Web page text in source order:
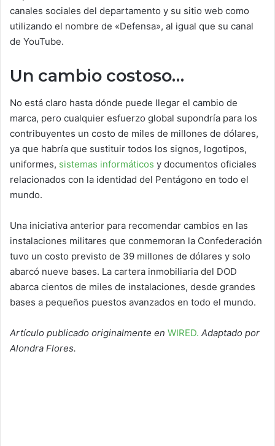
canales sociales del departamento y su sitio web como
utilizando el nombre de «Defensa», al igual que su canal
de YouTube.
Un cambio costoso…
No está claro hasta dónde puede llegar el cambio de
marca, pero cualquier esfuerzo global supondría para los
contribuyentes un costo de miles de millones de dólares,
ya que habría que sustituir todos los signos, logotipos,
uniformes, sistemas informáticos y documentos oficiales
relacionados con la identidad del Pentágono en todo el
mundo.
Una iniciativa anterior para recomendar cambios en las
instalaciones militares que conmemoran la Confederación
tuvo un costo previsto de 39 millones de dólares y solo
abarcó nueve bases. La cartera inmobiliaria del DOD
abarca cientos de miles de instalaciones, desde grandes
bases a pequeños puestos avanzados en todo el mundo.
Artículo publicado originalmente en WIRED. Adaptado por
Alondra Flores.